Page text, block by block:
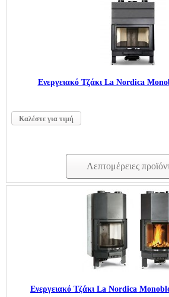
Ενεργειακό Τζάκι La Nordica
Καλέστε για τιμή
Λεπτομέρειες
Ενεργειακό Τζάκι La Nordica